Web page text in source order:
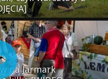
na Jarmark